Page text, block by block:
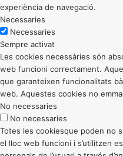
experiència de navegació.
Necessaries
Necessaries
Sempre activat
Les cookies necessàries són
web funcioni correctament.
que garanteixen funcionalitats
web. Aquestes cookies no
No necessaries
No necessaries
Totes les cookiesque poden no
el lloc web funcioni i s’utilitzen